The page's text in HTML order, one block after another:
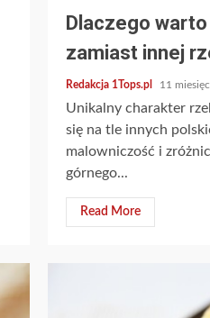
Dlaczego warto
zamiast innej
Redakcja 1Tops.pl 11
Unikalny charakter
się na tle innych
malowniczość i
górnego...
Read More